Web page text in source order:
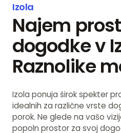
Izola
Najem
dogodke v
Raznolike
Izola ponuja širok spekter
idealnih za različne vrste
porok. Ne glede na vašo
popoln prostor za svoj